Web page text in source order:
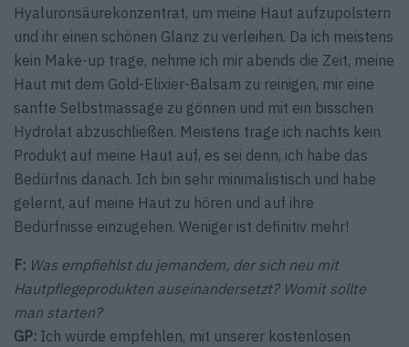
Hyaluronsäurekonzentrat, um meine Haut aufzupolstern
und ihr einen schönen Glanz zu verleihen. Da ich meistens
kein Make-up trage, nehme ich mir abends die Zeit, meine
Haut mit dem Gold-Elixier-Balsam zu reinigen, mir eine
sanfte Selbstmassage zu gönnen und mit ein bisschen
Hydrolat abzuschließen. Meistens trage ich nachts kein
Produkt auf meine Haut auf, es sei denn, ich habe das
Bedürfnis danach. Ich bin sehr minimalistisch und habe
gelernt, auf meine Haut zu hören und auf ihre
Bedürfnisse einzugehen. Weniger ist definitiv mehr!
F: Was empfiehlst du jemandem, der sich neu mit
Hautpflegeprodukten auseinandersetzt? Womit sollte
man starten?
GP: Ich würde empfehlen, mit unserer kostenlosen